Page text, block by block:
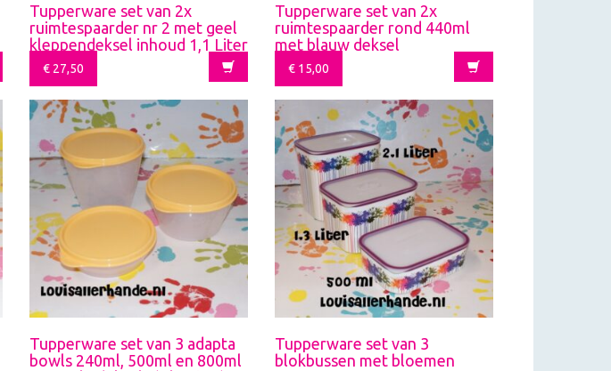
Tupperware set van 2x
ruimtespaarder nr 2 met geel
kleppendeksel inhoud 1,1 Liter
(DM 441)
€27,50
Tupperware set van 2x
ruimtespaarder rond 440ml
met blauw deksel
€15,00
Tupperware set van 3 adapta
bowls 240ml, 500ml en 800ml
Tupperware set van 3
blokbussen met bloemen